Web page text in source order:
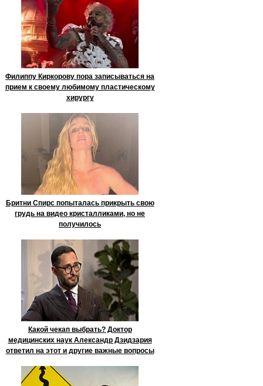
Филиппу Киркорову пора записываться на
прием к своему любимому пластическому
хирургу
Бритни Спирс попыталась прикрыть свою
грудь на видео кристалликами, но не
получилось
Какой чекап выбрать? Доктор
медицинских наук Александр Дзидзария
ответил на этот и другие важные вопросы